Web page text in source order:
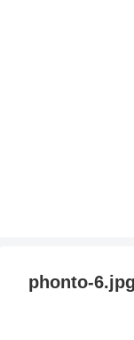
phonto-6.jpg